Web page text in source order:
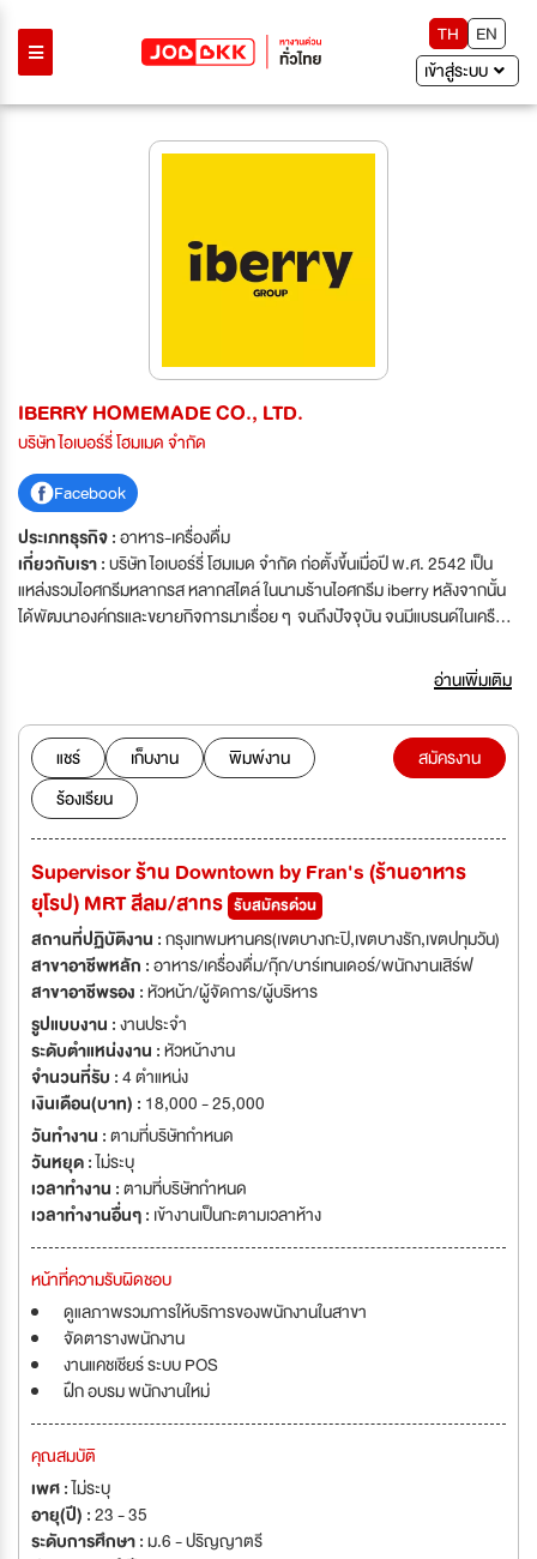
TH
EN
เข้าสู่ระบบ
IBERRY HOMEMADE CO., LTD.
บริษัท ไอเบอร์รี่ โฮมเมด จำกัด
Facebook
ประเภทธุรกิจ :อาหาร-เครื่องดื่ม
เกี่ยวกับเรา :บริษัท ไอเบอร์รี่ โฮมเมด จำกัด ก่อตั้งขึ้นเมื่อปี พ.ศ. 2542 เป็น
แหล่งรวมไอศกรีมหลากรส หลากสไตล์ ในนามร้านไอศกรีม iberry หลังจากนั้น
ได้พัฒนาองค์กรและขยายกิจการมาเรื่อย ๆ จนถึงปัจจุบัน จนมีแบรนด์ในเครือ
สตรีทฟู้ด “รสนิยม” ร้านอาหารสไตล์ซีฟู้ด “โรงสีโภชนา” ร้านกาแฟ
“Iberista” และอื่นๆ มากกว่า 40 สาขาในห้างสรรพสินค้าชั้นนำในเขตกรุงเทพ
มหานครเเละปริมณฑล
อ่านเพิ่มเติม
แชร์ เก็บงาน
พิมพ์งาน
ร้องเรียน
สมัครงาน
Supervisor ร้าน Downtown by Fran's (ร้านอาหาร
ยุโรป) MRT สีลม/สาทร รับสมัครด่วน
สถานที่ปฏิบัติงาน :กรุงเทพมหานคร(เขตบางกะปิ,เขตบางรัก,เขตปทุมวัน)
สาขาอาชีพหลัก :อาหาร/เครื่องดื่ม/กุ๊ก/บาร์เทนเดอร์/พนักงานเสิร์ฟ
สาขาอาชีพรอง :หัวหน้า/ผู้จัดการ/ผู้บริหาร
รูปแบบงาน :งานประจำ
ระดับตำแหน่งงาน :หัวหน้างาน
จำนวนที่รับ :4 ตำแหน่ง
เงินเดือน(บาท) : 18,000 - 25,000
วันทำงาน :ตามที่บริษัทกำหนด
วันหยุด :ไม่ระบุ
เวลาทำงาน :ตามที่บริษัทกำหนด
เวลาทำงานอื่นๆ : เข้างานเป็นกะตามเวลาห้าง
หน้าที่ความรับผิดชอบ
ดูแลภาพรวมการให้บริการของพนักงานในสาขา
จัดตารางพนักงาน
งานแคชเชียร์ ระบบ POS
ฝึก อบรม พนักงานใหม่
คุณสมบัติ
เพศ :ไม่ระบุ
อายุ(ปี) :23 - 35
ระดับการศึกษา :ม.6 - ปริญญาตรี